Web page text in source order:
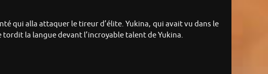
qui alla attaquer le tireur d’élite. Yukina, qui avait vu dans le
la langue devant l’incroyable talent de Yukina.